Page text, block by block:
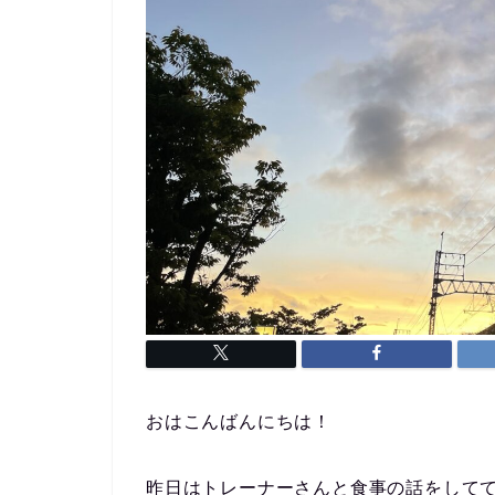
おはこんばんにちは！
昨日はトレーナーさんと食事の話をして